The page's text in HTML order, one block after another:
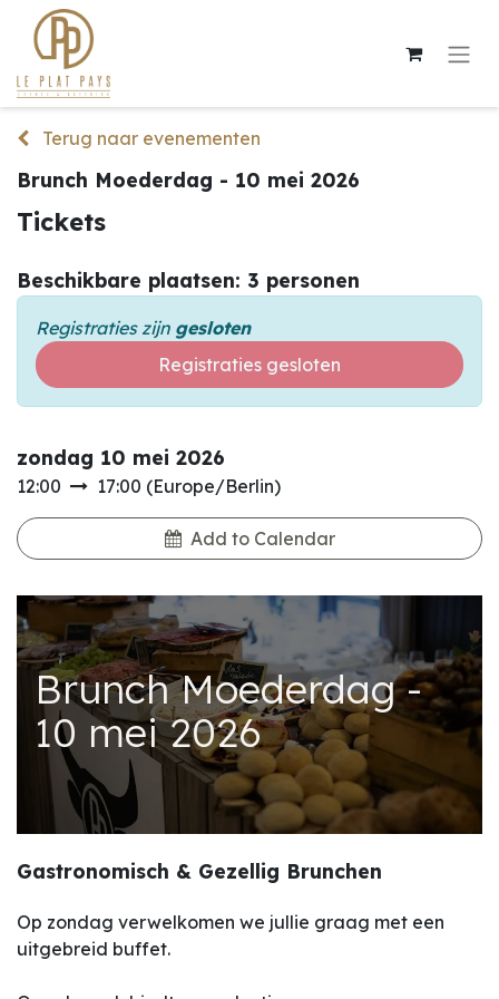
Terug naar evenementen
Brunch Moederdag - 10 mei 2026
Tickets
Beschikbare plaatsen: 3 personen
Registraties zijn gesloten
Registraties gesloten
zondag 10 mei 2026
12:00 17:00 (Europe/Berlin)
Add to Calendar
Brunch Moederdag -
10 mei 2026
Gastronomisch & Gezellig Brunchen
Op zondag verwelkomen we jullie graag met een
uitgebreid buffet.